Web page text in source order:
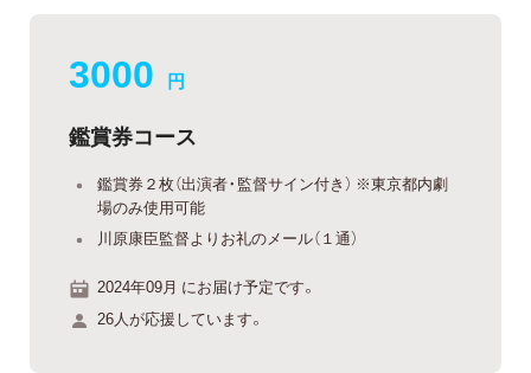
3000 円
鑑賞券コース
鑑賞券２枚（出演者・監督サイン付き） ※東京都内劇
場のみ使用可能
川原康臣監督よりお礼のメール（１通）
2024年09月 にお届け予定です。
26人が応援しています。